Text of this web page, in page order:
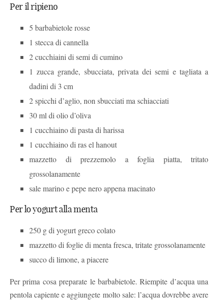
Per il ripieno
5 barbabietole rosse
1 stecca di cannella
2 cucchiaini di semi di cumino
1 zucca grande, sbucciata, privata dei semi e tagliata a
dadini di 3 cm
2 spicchi d’aglio, non sbucciati ma schiacciati
30 ml di olio d’oliva
1 cucchiaino di pasta di harissa
1 cucchiaino di ras el hanout
mazzetto di prezzemolo a foglia piatta, tritato
grossolanamente
sale marino e pepe nero appena macinato
Per lo yogurt alla menta
250 g di yogurt greco colato
mazzetto di foglie di menta fresca, tritate grossolanamente
succo di limone, a piacere
Per prima cosa preparate le barbabietole. Riempite d’acqua una
pentola capiente e aggiungete molto sale: l’acqua dovrebbe avere